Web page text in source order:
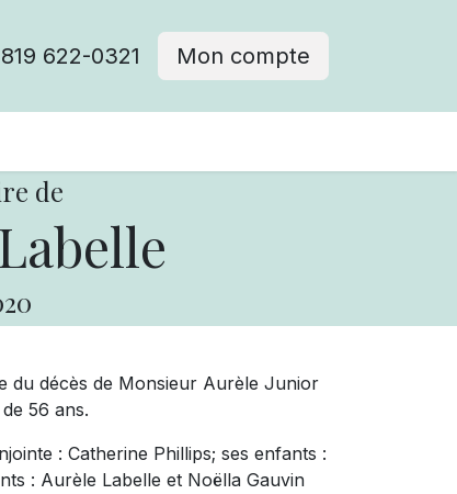
819 622-0321 Mon compte
de
du décès de Monsieur Aurèle Junior
56 ans.
: Catherine Phillips; ses enfants :
: Aurèle Labelle et Noëlla Gauvin